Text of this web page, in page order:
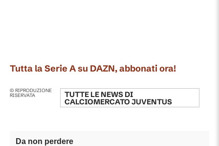
Tutta la Serie A su DAZN, abbonati ora!
© RIPRODUZIONE
RISERVATA TUTTE LE NEWS DI
CALCIOMERCATO JUVENTUS
Da non perdere